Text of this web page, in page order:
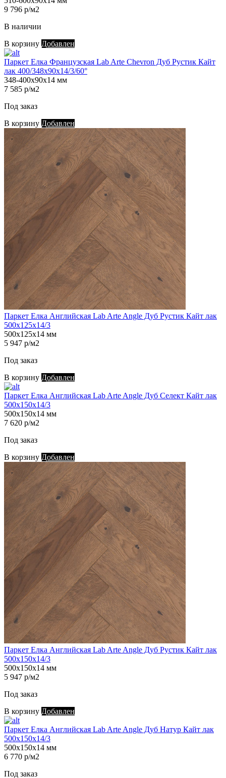
9 796 р/м2
В наличии
В корзину Добавлен
Паркет Елка Французская Lab Arte Chevron Дуб Рустик Кайт
лак 400/348х90х14/3/60°
348-400х90х14 мм
7 585 р/м2
Под заказ
В корзину Добавлен
Паркет Елка Английская Lab Arte Angle Дуб Рустик Кайт лак
500х125х14/3
500х125х14 мм
5 947 р/м2
Под заказ
В корзину Добавлен
Паркет Елка Английская Lab Arte Angle Дуб Селект Кайт лак
500х150х14/3
500х150х14 мм
7 620 р/м2
Под заказ
В корзину Добавлен
Паркет Елка Английская Lab Arte Angle Дуб Рустик Кайт лак
500х150х14/3
500х150х14 мм
5 947 р/м2
Под заказ
В корзину Добавлен
Паркет Елка Английская Lab Arte Angle Дуб Натур Кайт лак
500х150х14/3
500х150х14 мм
6 770 р/м2
Под заказ